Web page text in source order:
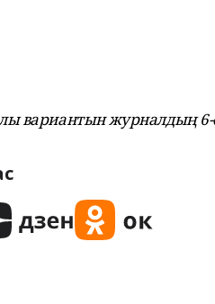
вариантын журналдың